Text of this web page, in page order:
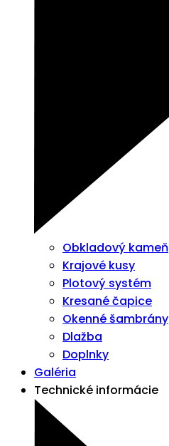
Obkladový kameň
Krajové kusy
Plotový systém
Kresané čapice
Okenné šambrány
Dlažba
Doplnky
Galéria
Technické informácie